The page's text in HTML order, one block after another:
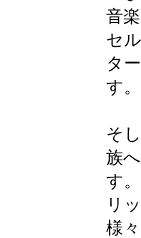
音
セ
タ
す。
そ
族
す
リ
様